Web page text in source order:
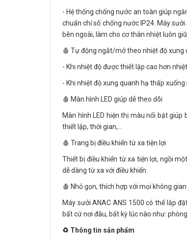
- Hệ thống chống nước an toàn giúp
chuẩn chỉ số chống nước IP24. Máy
bên ngoài, làm cho cơ thân nhiệt luôn
🩸 Tự động ngắt/mở theo nhiệt độ xung
- Khi nhiệt độ được thiết lập cao hơn
- Khi nhiệt độ xung quanh hạ thấp
🩸 Màn hình LED giúp dễ theo dõi
Màn hình LED hiện thị màu nổi bật
thiết lập, thời gian,…
🩸 Trang bị điều khiển từ xa tiện lợi
Thiết bị điều khiển từ xa tiện lợi, ngồi
dễ dàng từ xa với điều khiển.
🩸 Nhỏ gọn, thích hợp với mọi không gian
Máy sưởi ANAC ANS 1500 có thể lắp
bất cứ nơi đâu, bất kỳ lúc nào như:
♻️ Thông tin sản phẩm